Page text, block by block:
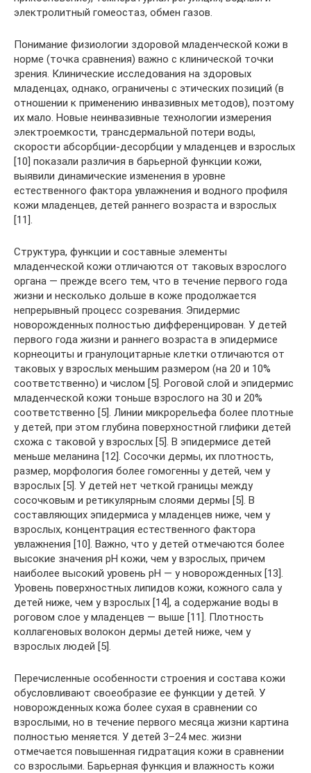
электролитный гомеостаз, обмен газов.
Понимание физиологии здоровой младенческой кожи в
норме (точка сравнения) важно с клинической точки
зрения. Клинические исследования на здоровых
младенцах, однако, ограничены с этических позиций (в
отношении к применению инвазивных методов), поэтому
их мало. Новые неинвазивные технологии измерения
электроемкости, трансдермальной потери воды,
скорости абсорбции-десорбции у младенцев и взрослых
[10] показали различия в барьерной функции кожи,
выявили динамические изменения в уровне
естественного фактора увлажнения и водного профиля
кожи младенцев, детей раннего возраста и взрослых
[11].
Структура, функции и составные элементы
младенческой кожи отличаются от таковых взрослого
органа — прежде всего тем, что в течение первого года
жизни и несколько дольше в коже продолжается
непрерывный процесс созревания. Эпидермис
новорожденных полностью дифференцирован. У детей
первого года жизни и раннего возраста в эпидермисе
корнеоциты и гранулоцитарные клетки отличаются от
таковых у взрослых меньшим размером (на 20 и 10%
соответственно) и числом [5]. Роговой слой и эпидермис
младенческой кожи тоньше взрослого на 30 и 20%
соответственно [5]. Линии микрорельефа более плотные
у детей, при этом глубина поверхностной глифики детей
схожа с таковой у взрослых [5]. В эпидермисе детей
меньше меланина [12]. Сосочки дермы, их плотность,
размер, морфология более гомогенны у детей, чем у
взрослых [5]. У детей нет четкой границы между
сосочковым и ретикулярным слоями дермы [5]. В
составляющих эпидермиса у младенцев ниже, чем у
взрослых, концентрация естественного фактора
увлажнения [10]. Важно, что у детей отмечаются более
высокие значения pH кожи, чем у взрослых, причем
наиболее высокий уровень pH — у новорожденных [13].
Уровень поверхностных липидов кожи, кожного сала у
детей ниже, чем у взрослых [14], а содержание воды в
роговом слое у младенцев — выше [11]. Плотность
коллагеновых волокон дермы детей ниже, чем у
взрослых людей [5].
Перечисленные особенности строения и состава кожи
обусловливают своеобразие ее функции у детей. У
новорожденных кожа более сухая в сравнении со
взрослыми, но в течение первого месяца жизни картина
полностью меняется. У детей 3–24 мес. жизни
отмечается повышенная гидратация кожи в сравнении
со взрослыми. Барьерная функция и влажность кожи